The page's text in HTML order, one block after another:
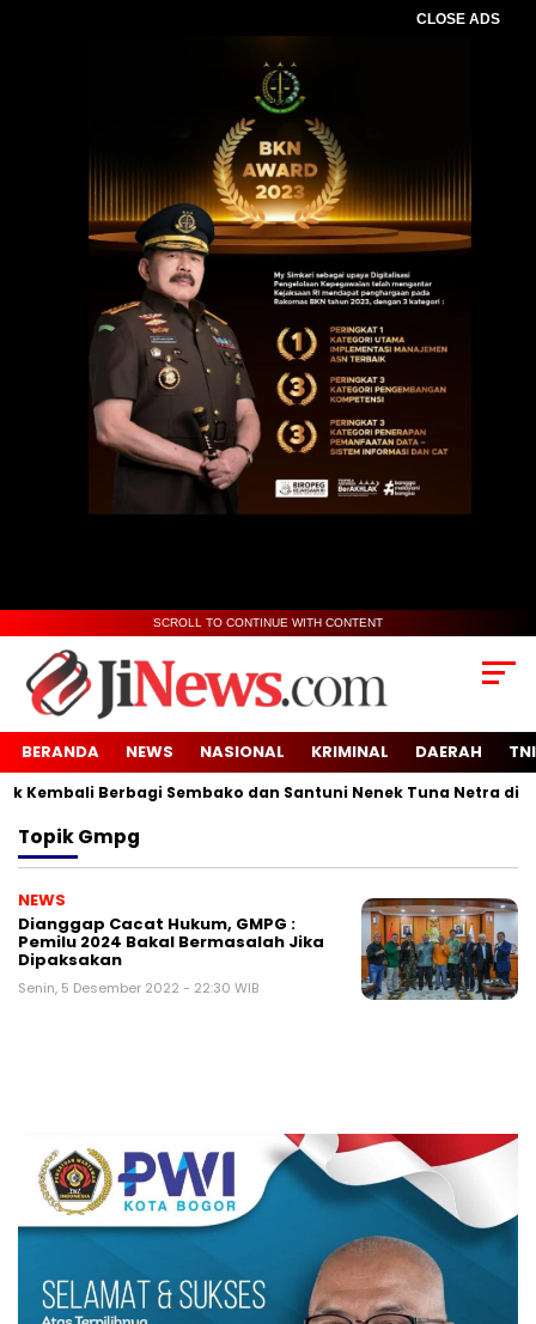
CLOSE ADS
SCROLL TO CONTINUE WITH CONTENT
BERANDA NEWS NASIONAL KRIMINAL DAERAH
Berbagi Sembako dan Santuni Nenek Tuna Netra di
TopikGmpg
NEWS
Dianggap Cacat Hukum, GMPG :
Pemilu 2024 Bakal Bermasalah Jika
Dipaksakan
Senin, 5 Desember 2022 - 22:30 WIB